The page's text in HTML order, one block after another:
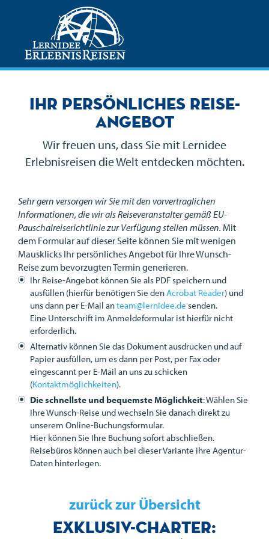
Ihr persönliches Reise-
Angebot
Wir freuen uns, dass Sie mit Lernidee
Erlebnisreisen die Welt entdecken möchten.
Sehr gern versorgen wir Sie mit den vorvertraglichen
Informationen, die wir als Reiseveranstalter gemäß EU-
Pauschalreiserichtlinie zur Verfügung stellen müssen. Mit
dem Formular auf dieser Seite können Sie mit wenigen
Mausklicks Ihr persönliches Angebot für Ihre Wunsch-
Reise zum bevorzugten Termin generieren.
Ihr Reise-Angebot können Sie als PDFspeichern und
ausfüllen (hierfür benötigen Sie denAcrobat Reader) und
uns dann per E-Mail anteam@lernidee.de senden.
Eine Unterschrift im Anmeldeformular ist hierfür nicht
erforderlich.
Alternativ können Sie das Dokument ausdrucken und auf
Papier ausfüllen, um es dann per Post, per Fax oder
eingescannt per E-Mail an uns zu schicken
(Kontaktmöglichkeiten).
Die schnellste und bequemste Möglichkeit: Wählen Sie
Ihre Wunsch-Reise und wechseln Sie danach direkt zu
unserem Online-Buchungsformular.
Hier können Sie Ihre Buchung sofort abschließen.
Reisebüros können auch bei dieser Variante ihre Agentur-
Daten hinterlegen.
zurück zur Übersicht
Exklusiv-Charter: